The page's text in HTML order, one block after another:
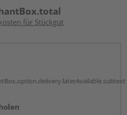
für Stückgut